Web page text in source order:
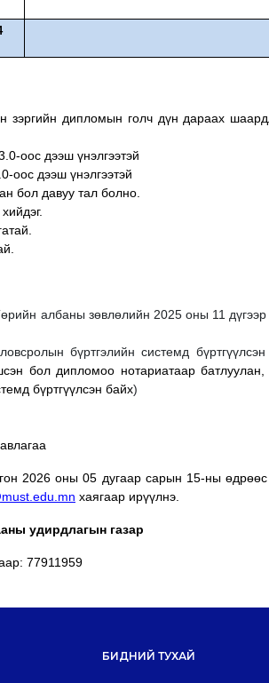
зэргийн дипломын голч дүн дараах
оос дээш үнэлгээтэй
оос дээш үнэлгээтэй
бол давуу тал болно.
албаны зөвлөлийн 2025 оны 11
бүртгэлийн системд бүртгүүлсэн
бол дипломоо нотариатаар батлуулан,
бүртгүүлсэн байх)
2026 оны 05 дугаар сарын 15-ны
хаягаар ирүүлнэ.
удирдлагын газар
77911959
БИДНИЙ ТУХАЙ